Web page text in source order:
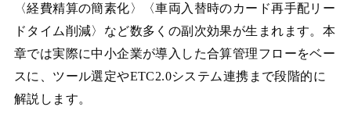
〈経費精算の簡素化〉〈車両入替時のカード再手配リー
ドタイム削減〉など数多くの副次効果が生まれます。本
章では実際に中小企業が導入した合算管理フローをベー
スに、ツール選定やETC2.0システム連携まで段階的に
解説します。